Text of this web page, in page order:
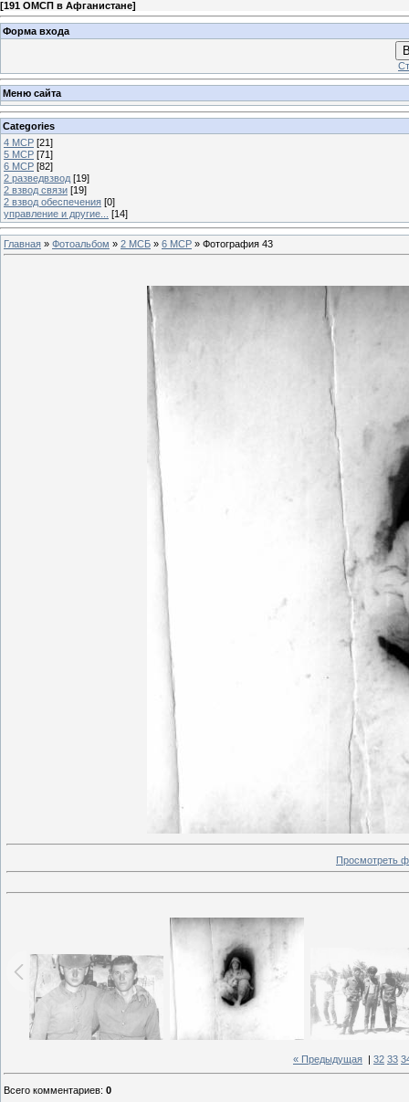
[191 ОМСП в Афганистане]
Форма входа
Меню сайта
Categories
4 МСР [21]
5 МСР [71]
6 МСР [82]
2 разведвзвод [19]
2 взвод связи [19]
2 взвод обеспечения [0]
управление и другие...
[14]
Главная » Фотоальбом » 2 МСБ » 6 МСР » Фотография 43
Просмотреть
« Предыдущая 32 33
Всего комментариев: 0